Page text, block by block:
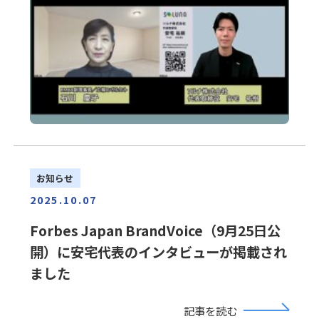
お知らせ
2025.10.07
Forbes Japan BrandVoice（9月25日公
開）に安宅代表のインタビューが掲載され
ました
記事を読む